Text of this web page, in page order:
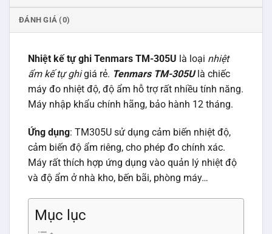
ĐÁNH GIÁ (0)
Nhiệt kế tự ghi Tenmars TM-305U là loại nhiệt
ẩm kế tự ghigiá rẻ. Tenmars TM-305Ulà chiếc
máy đo nhiệt độ, độ ẩm hỗ trợ rất nhiều tính năng.
Máy nhập khẩu chính hãng, bảo hành 12 tháng.
Ứng dụng: TM305U sử dụng cảm biến nhiệt độ,
cảm biến độ ẩm riêng, cho phép đo chính xác.
Máy rất thích hợp ứng dụng vào quản lý nhiệt độ
và độ ẩm ở nhà kho, bến bãi, phòng máy…
Mục lục